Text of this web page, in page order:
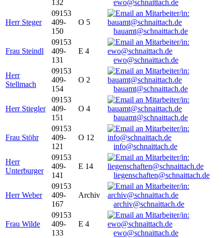
132
ewo@schnaittach.de
Herr Steger
09153
409-
150
O 5
bauamt@schnaittach.de
Frau Steindl
09153
409-
131
E 4
ewo@schnaittach.de
Herr
Stellmach
09153
409-
154
O 2
bauamt@schnaittach.de
Herr Stiegler
09153
409-
151
O 4
bauamt@schnaittach.de
Frau Stöhr
09153
409-
121
O 12
info@schnaittach.de
Herr
Unterburger
09153
409-
141
E 14
liegenschaften@schnaittach.de
Herr Weber
09153
409-
167
Archiv
archiv@schnaittach.de
Frau Wilde
09153
409-
133
E 4
ewo@schnaittach.de